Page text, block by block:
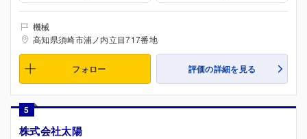
機械
高知県須崎市浦ノ内立目717番地
フォロー 評価の詳細を見る
5
株式会社太陽